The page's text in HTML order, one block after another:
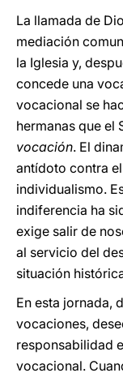
La llamada de
mediación
la Iglesia y,
concede una
vocacional se
hermanas que el
vocación. El
antídoto contra
individualismo.
indiferencia ha
exige salir de
al servicio del
situación
En esta jornada,
vocaciones,
responsabilidad
vocacional.